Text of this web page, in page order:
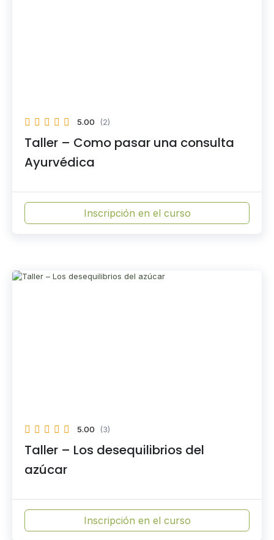
5.00 (2)
Taller – Como pasar una consulta
Ayurvédica
Inscripción en el curso
5.00 (3)
Taller – Los desequilibrios del
azúcar
Inscripción en el curso